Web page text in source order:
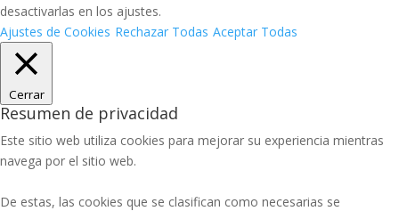
desactivarlas en los ajustes.
Ajustes de Cookies Rechazar Todas Aceptar Todas
Cerrar
Resumen de privacidad
Este sitio web utiliza cookies para mejorar su experiencia mientras
navega por el sitio web.
De estas, las cookies que se clasifican como necesarias se